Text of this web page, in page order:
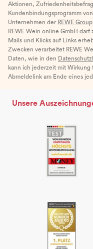
Aktionen,
Kundenbindungsprogramm
Unternehmen der REWE Group
REWE Wein online GmbH
Mails und Klicks auf Links
Zwecken verarbeitet REWE
Daten, wie in den
kann ich jederzeit mit
Abmeldelink am Ende eines
Unsere